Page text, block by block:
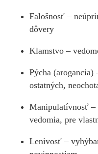
Falošnosť –
dôvery
Klamstvo –
Pýcha (arogancia)
ostatných,
Manipulatívnosť –
vedomia, pre
Lenivosť –